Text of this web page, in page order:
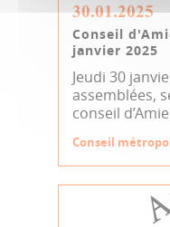
30.01.2025
Conseil
janvier 2025
Jeudi 30
assemblées,
conseil
Conseil